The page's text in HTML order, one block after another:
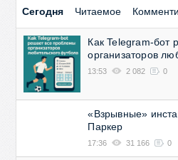
Сегодня Читаемое
Как Telegram-бот
организаторов
13:53 2 082 0
«Взрывные»
Паркер
17:36 31 166 0